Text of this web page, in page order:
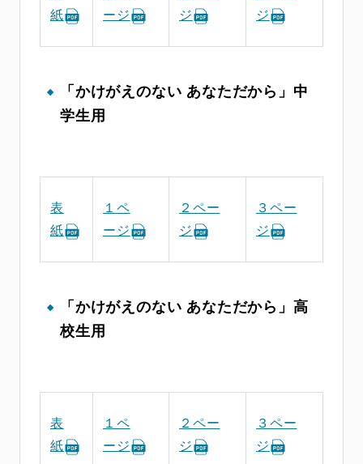
紙
ージ
ジ
ジ
「かけがえのない あなただから」中
学生用
表
紙
１ペ
ージ
２ペー
ジ
３ペー
ジ
「かけがえのない あなただから」高
校生用
表
紙
１ペ
ージ
２ペー
ジ
３ペー
ジ